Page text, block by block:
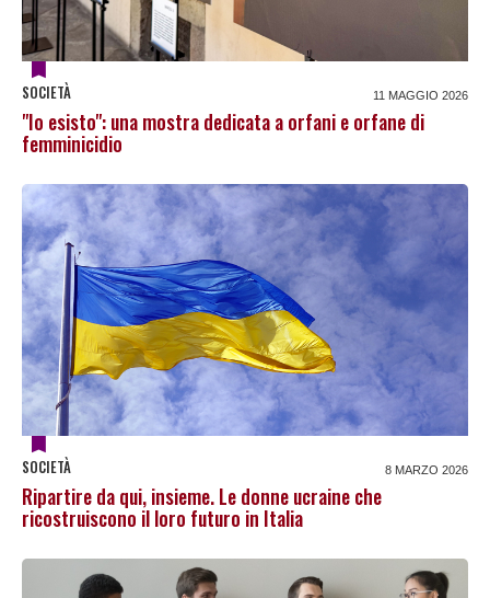
SOCIETÀ 11 MAGGIO 2026
"Io esisto": una mostra dedicata a orfani e orfane di
femminicidio
SOCIETÀ 8 MARZO 2026
Ripartire da qui, insieme. Le donne ucraine che
ricostruiscono il loro futuro in Italia